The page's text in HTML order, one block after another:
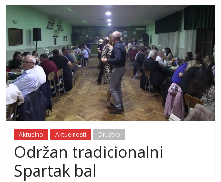
Aktuelno Aktuelnosti Društvo
Održan tradicionalni
Spartak bal